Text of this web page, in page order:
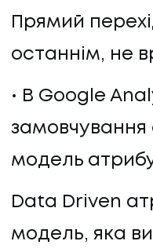
Прямий
останнім, не
В Google
замовчування
модель
Data Driven
модель, яка